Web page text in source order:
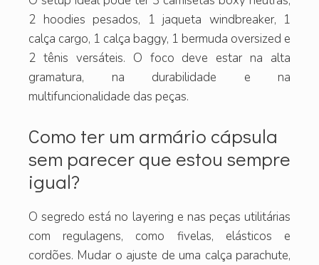
2 hoodies pesados, 1 jaqueta windbreaker, 1
calça cargo, 1 calça baggy, 1 bermuda oversized e
2 tênis versáteis. O foco deve estar na alta
gramatura, na durabilidade e na
multifuncionalidade das peças.
Como ter um armário cápsula
sem parecer que estou sempre
igual?
O segredo está no layering e nas peças utilitárias
com regulagens, como fivelas, elásticos e
cordões. Mudar o ajuste de uma calça parachute,